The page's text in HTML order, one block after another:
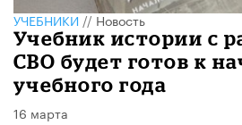
УЧЕБНИКИ//Новость
Учебник истории с
СВО будет готов к
учебного года
16 марта